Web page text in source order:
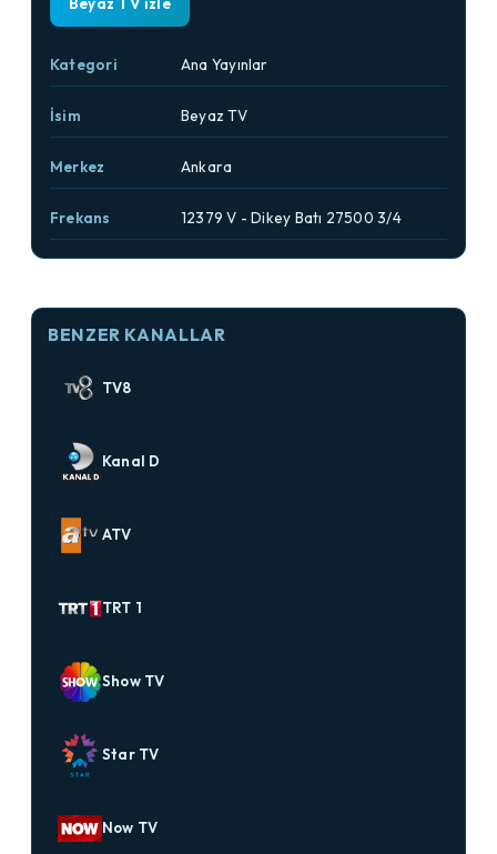
Kategori Ana Yayınlar
İsim Beyaz TV
Merkez Ankara
Frekans 12379 V - Dikey Batı 27500 3/4
BENZER KANALLAR
TV8
Kanal D
ATV
TRT 1
Show TV
Star TV
Now TV